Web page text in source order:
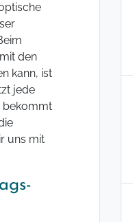
den
kann, ist
jede
bekommt
uns mit